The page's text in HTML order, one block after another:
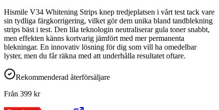
Hismile V34 Whitening Strips knep tredjeplatsen i vårt test tack vare
sin tydliga färgkorrigering, vilket gör dem unika bland tandblekning
strips bäst i test. Den lila teknologin neutraliserar gula toner snabbt,
men effekten känns kortvarig jämfört med mer permanenta
blekningar. En innovativ lösning för dig som vill ha omedelbar
lyster, men du får räkna med att underhålla resultatet oftare.
Rekommenderad återförsäljare
Från 399 kr